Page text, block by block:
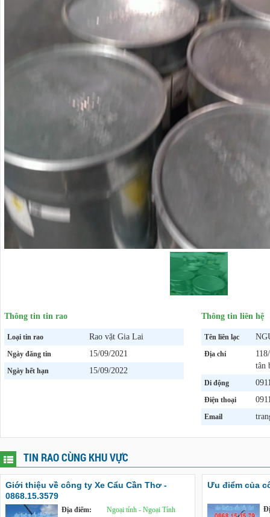
Thông tin tin rao
Loại tin rao Rao vặt Gia Lai
Ngày đăng tin 15/09/2021
Ngày hết hạn 15/09/2022
Thông tin liên hệ
Tên liên lạc
Địa chỉ
tân
Di động
Điện thoại
Email
TIN RAO CÙNG KHU VỰC
Giới thiệu về công ty Xe Cẩu Cần Thơ -
0868.15.3579
Địa điểm:
Ngoại tỉnh - Ngoại Tỉnh
Ưu điểm của